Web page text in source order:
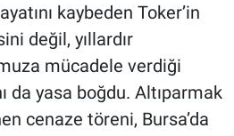
kaybeden Toker’in
değil, yıllardır
mücadele verdiği
da yasa boğdu. Altıparmak
cenaze töreni, Bursa’da